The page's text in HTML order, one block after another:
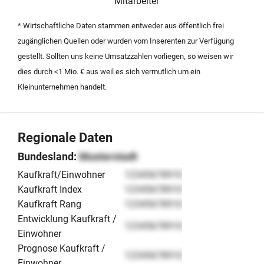
* Wirtschaftliche Daten stammen entweder aus öffentlich frei
zugänglichen Quellen oder wurden vom Inserenten zur Verfügung
gestellt. Sollten uns keine Umsatzzahlen vorliegen, so weisen wir
dies durch <1 Mio. € aus weil es sich vermutlich um ein
Kleinunternehmen handelt.
Regionale Daten
Bundesland:Musterstadt
Kaufkraft/Einwohner
12345678910
Kaufkraft Index
12345678910
Kaufkraft Rang
12345678910
Entwicklung Kaufkraft /
Einwohner
12345678910
Prognose Kaufkraft /
12345678910